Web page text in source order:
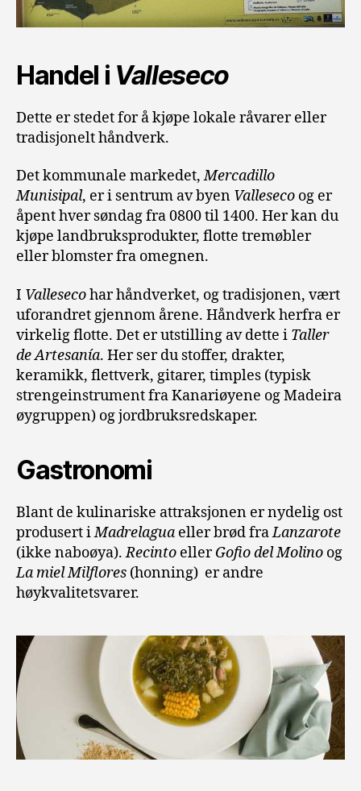
Handel i Valleseco
Dette er stedet for å kjøpe lokale råvarer eller
tradisjonelt håndverk.
Det kommunale markedet,Mercadillo
Munisipal, er i sentrum av byen Valleseco og er
åpent hver søndag fra 0800 til 1400. Her kan du
kjøpe landbruksprodukter, flotte tremøbler
eller blomster fra omegnen.
I Vallesecohar håndverket, og tradisjonen, vært
uforandret gjennom årene. Håndverk herfra er
virkelig flotte. Det er utstilling av dette i Taller
de Artesanía. Her ser du stoffer, drakter,
keramikk, flettverk, gitarer, timples (typisk
strengeinstrument fra Kanariøyene og Madeira
øygruppen) og jordbruksredskaper.
Gastronomi
Blant de kulinariske attraksjonen er nydelig ost
produsert iMadrelagua eller brød fraLanzarote
(ikke naboøya).Recinto ellerGofio del Molino og
La miel Milflores (honning) er andre
høykvalitetsvarer.